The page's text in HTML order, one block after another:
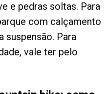
e pedras soltas. Para
com calçamento
suspensão. Para
vale ter pelo